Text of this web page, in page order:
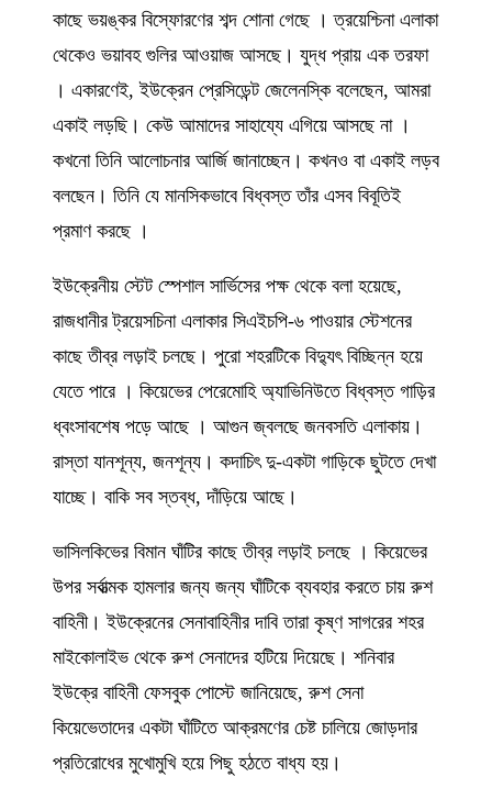
কাছে ভয়ঙ্কর বিস্ফোরণের শব্দ শোনা গেছে । ত্রয়েশ্চিনা এলাকা
থেকেও ভয়াবহ গুলির আওয়াজ আসছে। যুদ্ধ প্রায় এক তরফা
। একারণেই, ইউক্রেন প্রেসিডেন্ট জেলেনস্কি বলেছেন, আমরা
একাই লড়ছি। কেউ আমাদের সাহায্যে এগিয়ে আসছে না ।
কখনো তিনি আলোচনার আর্জি জানাচ্ছেন। কখনও বা একাই লড়ব
বলছেন। তিনি যে মানসিকভাবে বিধ্বস্ত তাঁর এসব বিবূতিই
প্রমাণ করছে ।
ইউক্রেনীয় স্টেট স্পেশাল সার্ভিসের পক্ষ থেকে বলা হয়েছে,
রাজধানীর ট্রয়েসচিনা এলাকার সিএইচপি-৬ পাওয়ার স্টেশনের
কাছে তীব্র লড়াই চলছে। পুরো শহরটিকে বিদ্যুৎ বিচ্ছিন্ন হয়ে
যেতে পারে । কিয়েভের পেরেমোহি অ্যাভিনিউতে বিধ্বস্ত গাড়ির
ধ্বংসাবশেষ পড়ে আছে । আগুন জ্বলছে জনবসতি এলাকায়।
রাস্তা যানশূন্য, জনশূন্য। কদাচিৎ দু-একটা গাড়িকে ছুটতে দেখা
যাচ্ছে। বাকি সব স্তব্ধ, দাঁড়িয়ে আছে।
ভাসিলকিভের বিমান ঘাঁটির কাছে তীব্র লড়াই চলছে । কিয়েভের
উপর সর্বাত্মক হামলার জন্য জন্য ঘাঁটিকে ব্যবহার করতে চায় রুশ
বাহিনী। ইউক্রেনের সেনাবাহিনীর দাবি তারা কৃষ্ণ সাগরের শহর
মাইকোলাইভ থেকে রুশ সেনাদের হটিয়ে দিয়েছে। শনিবার
ইউক্রে বাহিনী ফেসবুক পোস্টে জানিয়েছে, রুশ সেনা
কিয়েভেতাদের একটা ঘাঁটিতে আক্রমণের চেষ্ট চালিয়ে জোড়দার
প্রতিরোধের মুখোমুখি হয়ে পিছু হঠতে বাধ্য হয়।